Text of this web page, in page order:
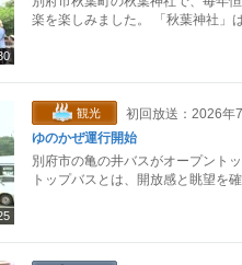
楽を楽しみました。 「秋葉神社」
観光
初回放送：2026年
ゆのかぜ運行開始
別府市の亀の井バスがオープント
トップバスとは、開放感と眺望を